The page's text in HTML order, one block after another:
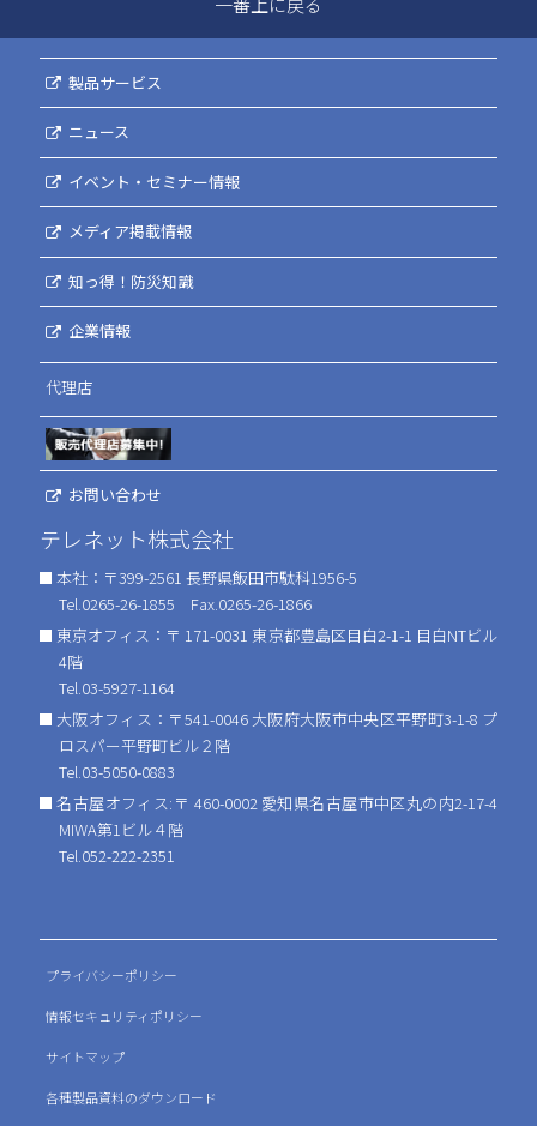
製品サービス
ニュース
イベント・セミナー情報
メディア掲載情報
知っ得！防災知識
企業情報
代理店
お問い合わせ
テレネット株式会社
本社：〒399-2561 長野県飯田市駄科1956-5
Tel.0265-26-1855 Fax.0265-26-1866
東京オフィス：〒 171-0031 東京都豊島区目白2-1-1 目白NTビル
4階
Tel.03-5927-1164
大阪オフィス：〒541-0046 大阪府大阪市中央区平野町3-1-8 プ
ロスパー平野町ビル２階
Tel.03-5050-0883
名古屋オフィス:〒 460-0002 愛知県名古屋市中区丸の内2-17-4
MIWA第1ビル４階
Tel.052-222-2351
プライバシーポリシー
情報セキュリティポリシー
サイトマップ
各種製品資料のダウンロード